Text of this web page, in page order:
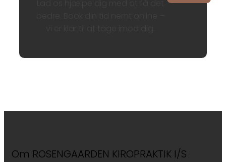
Om ROSENGAARDEN KIROPRAKTIK I/S